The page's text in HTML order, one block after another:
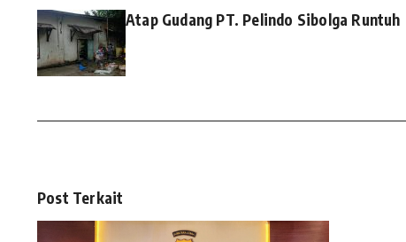
Atap Gudang PT. Pelindo Sibolga Runtuh
Post Terkait